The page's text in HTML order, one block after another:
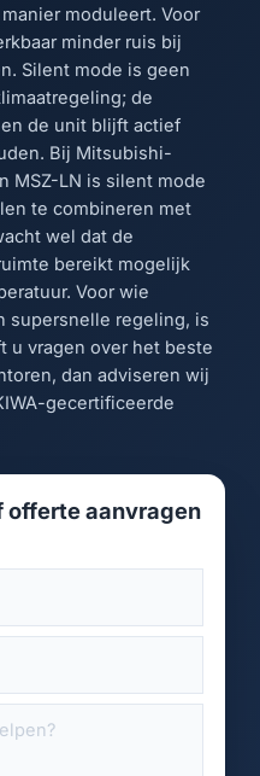
moduleert. Voor
minder ruis bij
Silent mode is geen
de
de unit blijft actief
Bij Mitsubishi-
MSZ-LN is silent mode
te combineren met
wel dat de
bereikt mogelijk
Voor wie
supersnelle regeling, is
u vragen over het beste
dan adviseren wij
gecertificeerde
offerte aanvragen